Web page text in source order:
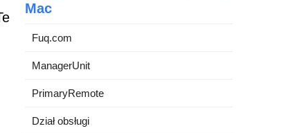
Mac
Fuq.com
ManagerUnit
PrimaryRemote
Dział obsługi